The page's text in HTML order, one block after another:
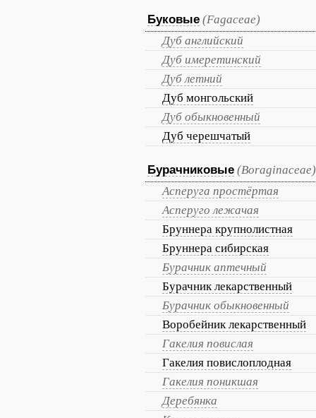
Буковые (Fagaceae)
Дуб английский
Дуб имеретинский
Дуб летний
Дуб монгольский
Дуб обыкновенный
Дуб черешчатый
Бурачниковые (Boraginaceae)
Асперуга простёртая
Асперуго лежачая
Бруннера крупнолистная
Бруннера сибирская
Бурачник аптечный
Бурачник лекарственный
Бурачник обыкновенный
Воробейник лекарственный
Гакелия повислая
Гакелия повислоплодная
Гакелия поникшая
Деребянка